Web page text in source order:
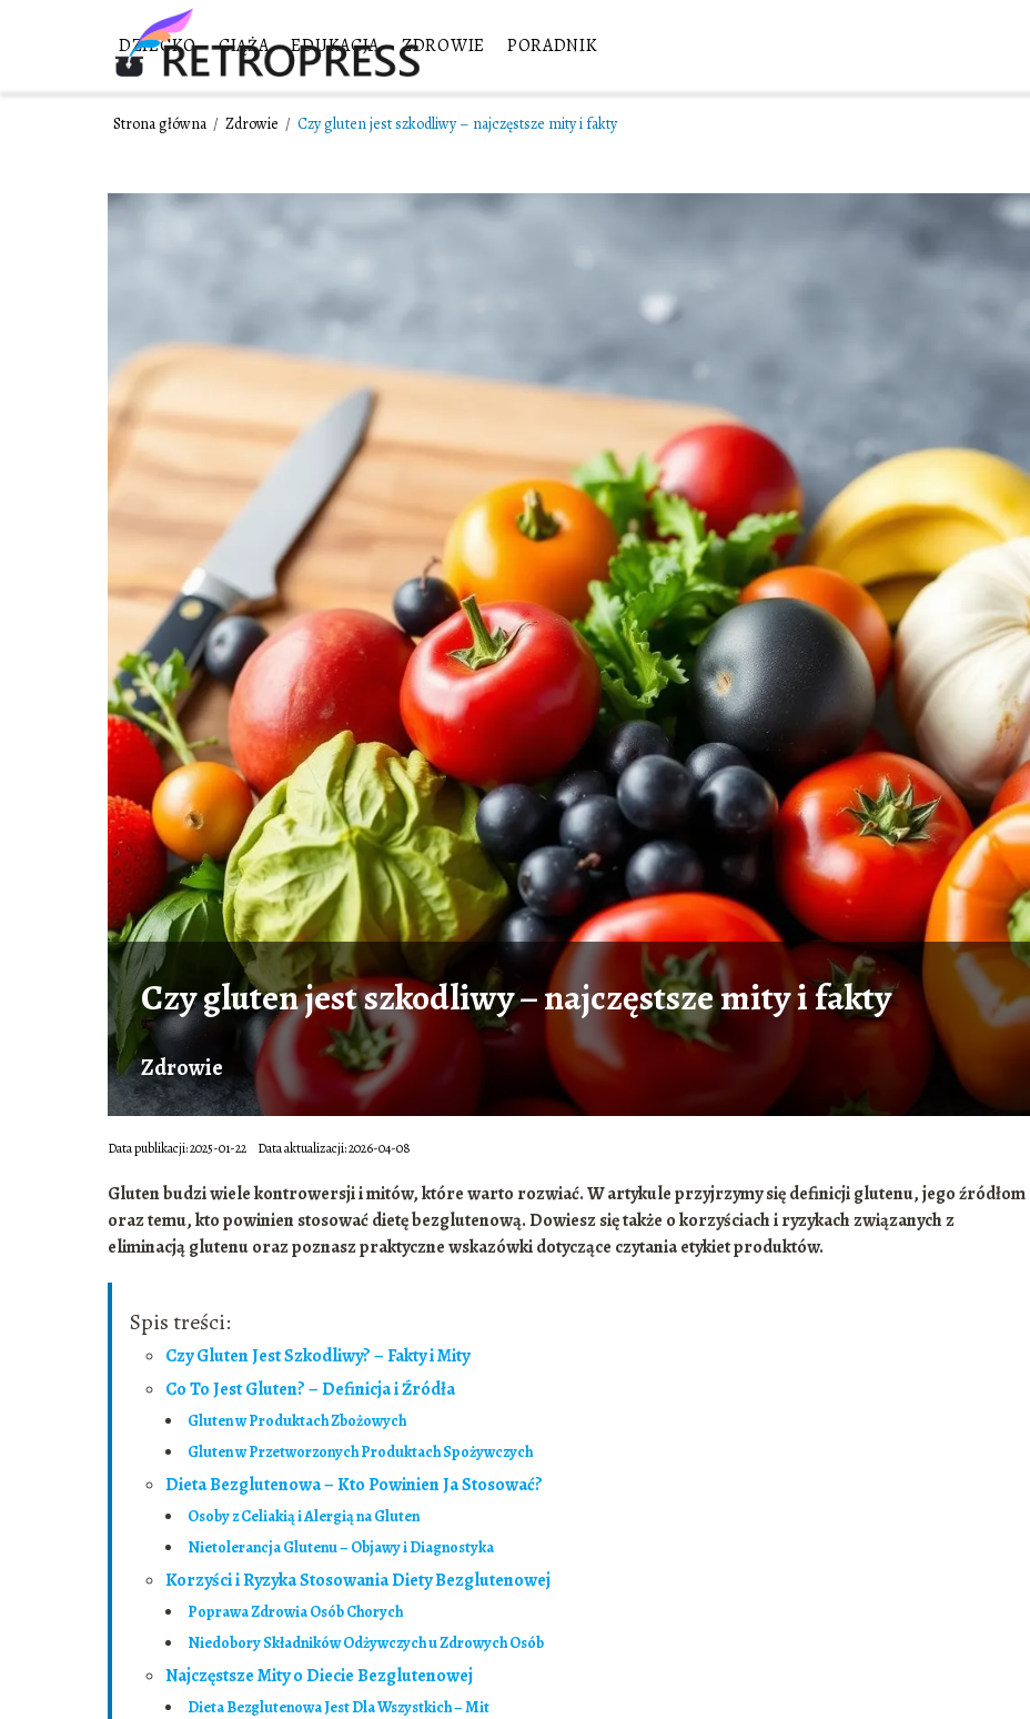
DZIECKO CIĄŻA EDUKACJA ZDROWIE PORADNIK
Strona główna / Zdrowie / Czy gluten jest szkodliwy – najczęstsze mity i fakty
Czy gluten jest szkodliwy – najczęstsze mity i fakty
Zdrowie
Data publikacji: 2025-01-22 Data aktualizacji: 2026-04-08
Gluten budzi wiele kontrowersji i mitów, które warto rozwiać. W artykule przyjrzymy się definicji glutenu, jego źródłom
oraz temu, kto powinien stosować dietę bezglutenową. Dowiesz się także o korzyściach i ryzykach związanych z
eliminacją glutenu oraz poznasz praktyczne wskazówki dotyczące czytania etykiet produktów.
Spis treści:
Czy Gluten Jest Szkodliwy? – Fakty i Mity
Co To Jest Gluten? – Definicja i Źródła
Gluten w Produktach Zbożowych
Gluten w Przetworzonych Produktach Spożywczych
Dieta Bezglutenowa – Kto Powinien Ja Stosować?
Osoby z Celiakią i Alergią na Gluten
Nietolerancja Glutenu – Objawy i Diagnostyka
Korzyści i Ryzyka Stosowania Diety Bezglutenowej
Poprawa Zdrowia Osób Chorych
Niedobory Składników Odżywczych u Zdrowych Osób
Najczęstsze Mity o Diecie Bezglutenowej
Dieta Bezglutenowa Jest Dla Wszystkich – Mit